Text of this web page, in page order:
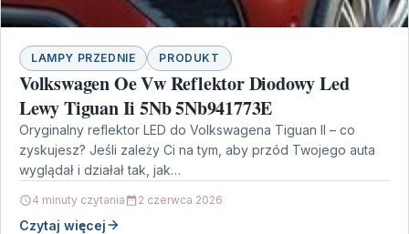
LAMPY PRZEDNIE PRODUKT
Volkswagen Oe Vw Reflektor Diodowy Led
Lewy Tiguan Ii 5Nb 5Nb941773E
Oryginalny reflektor LED do Volkswagena Tiguan II – co
zyskujesz? Jeśli zależy Ci na tym, aby przód Twojego auta
wyglądał i działał tak, jak…
4 minuty czytania 2 czerwca 2026
Czytaj więcej